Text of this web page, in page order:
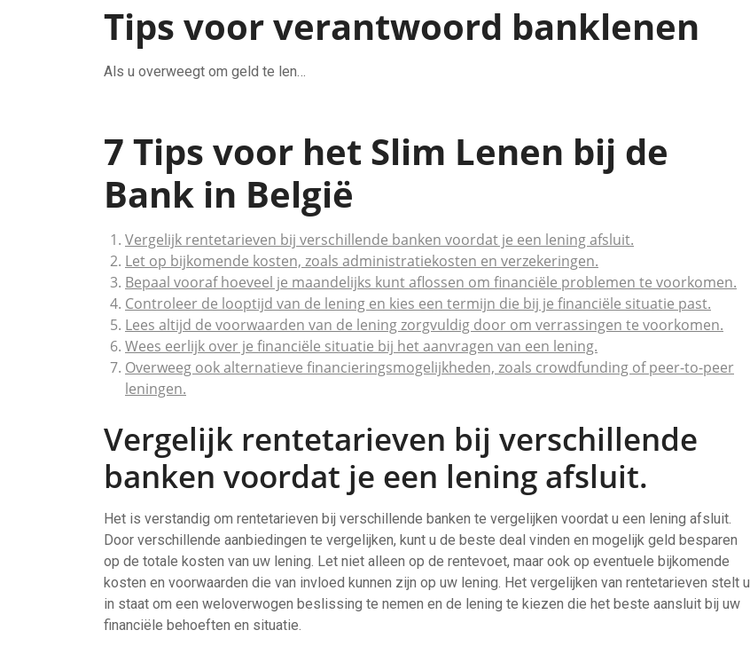
Tips voor verantwoord banklenen
Als u overweegt om geld te len…
7 Tips voor het Slim Lenen bij de
Bank in België
Vergelijk rentetarieven bij verschillende banken voordat je een lening afsluit.
Let op bijkomende kosten, zoals administratiekosten en verzekeringen.
Bepaal vooraf hoeveel je maandelijks kunt aflossen om financiële problemen te voorkomen.
Controleer de looptijd van de lening en kies een termijn die bij je financiële situatie past.
Lees altijd de voorwaarden van de lening zorgvuldig door om verrassingen te voorkomen.
Wees eerlijk over je financiële situatie bij het aanvragen van een lening.
Overweeg ook alternatieve financieringsmogelijkheden, zoals crowdfunding of peer-to-peer
leningen.
Vergelijk rentetarieven bij verschillende
banken voordat je een lening afsluit.
Het is verstandig om rentetarieven bij verschillende banken te vergelijken voordat u een lening afsluit.
Door verschillende aanbiedingen te vergelijken, kunt u de beste deal vinden en mogelijk geld besparen
op de totale kosten van uw lening. Let niet alleen op de rentevoet, maar ook op eventuele bijkomende
kosten en voorwaarden die van invloed kunnen zijn op uw lening. Het vergelijken van rentetarieven stelt u
in staat om een weloverwogen beslissing te nemen en de lening te kiezen die het beste aansluit bij uw
financiële behoeften en situatie.